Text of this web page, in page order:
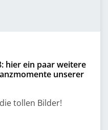
hier ein paar weitere
unserer
tollen Bilder!